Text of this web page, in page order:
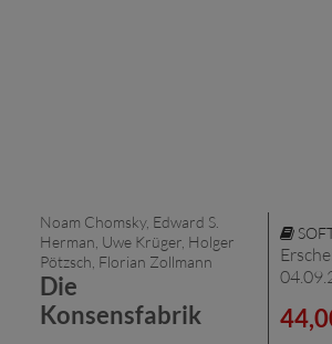
Noam Chomsky, Edward S.
Herman, Uwe Krüger, Holger
Pötzsch, Florian Zollmann
Die
Konsensfabrik